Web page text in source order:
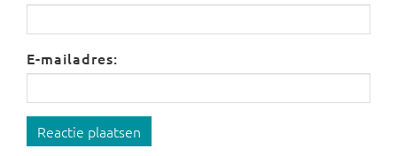
E-mailadres:
Reactie plaatsen